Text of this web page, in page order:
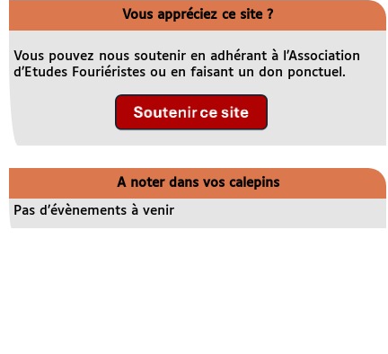
Vous appréciez ce site ?
Vous pouvez nous soutenir en adhérant à l’Association
d’Etudes Fouriéristes ou en faisant un don ponctuel.
A noter dans vos calepins
Pas d’évènements à venir